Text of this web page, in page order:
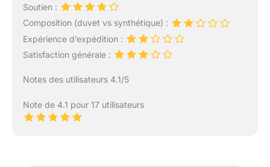
Soutien :
Composition (duvet vs synthétique) :
Expérience d’expédition :
Satisfaction générale :
Notes des utilisateurs 4.1/5
Note de 4.1 pour 17 utilisateurs